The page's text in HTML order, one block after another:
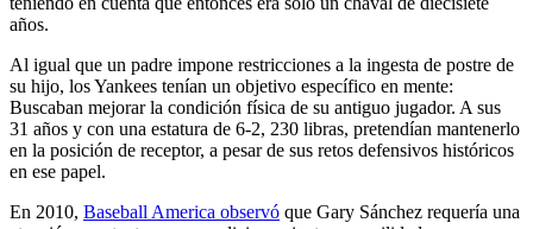
años.
Al igual que un padre impone restricciones a la ingesta de postre de
su hijo, los Yankees tenían un objetivo específico en mente:
Buscaban mejorar la condición física de su antiguo jugador. A sus
31 años y con una estatura de 6-2, 230 libras, pretendían mantenerlo
en la posición de receptor, a pesar de sus retos defensivos históricos
en ese papel.
En 2010, Baseball America observó que Gary Sánchez requería una